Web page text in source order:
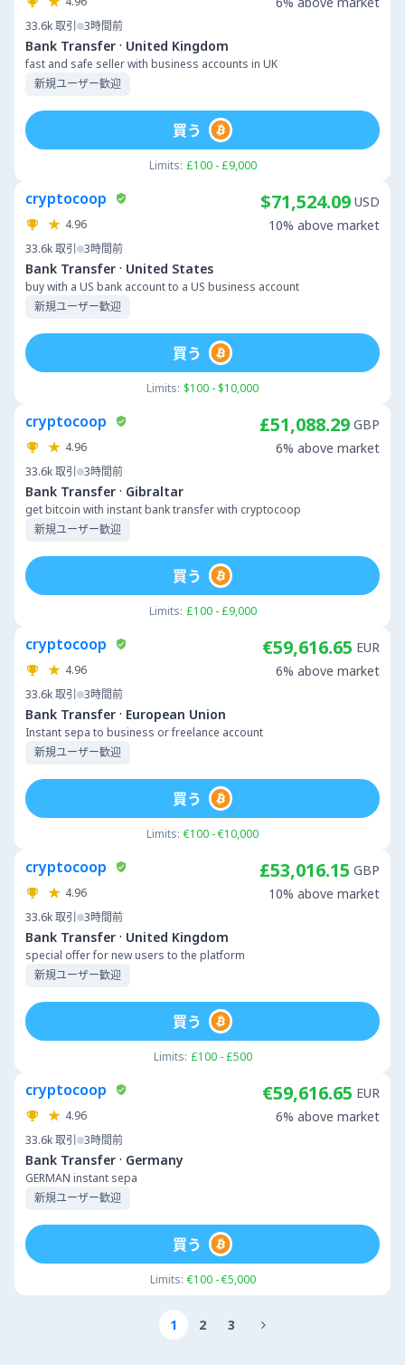
33.6k取引 3時間前
Bank Transfer · United Kingdom
fast and safe seller with business accounts in UK
新規ユーザー歓迎
Limits: £100 - £9,000
買う
cryptocoop
4.96
33.6k取引 3時間前
Bank Transfer · United States
buy with a US bank account to a US business account
新規ユーザー歓迎
$71,524.09 USD
10% above market
Limits: $100 - $10,000
買う
cryptocoop
4.96
33.6k取引 3時間前
Bank Transfer · Gibraltar
get bitcoin with instant bank transfer with cryptocoop
新規ユーザー歓迎
£51,088.29 GBP
6% above market
Limits: £100 - £9,000
買う
cryptocoop
4.96
33.6k取引 3時間前
Bank Transfer · European Union
Instant sepa to business or freelance account
新規ユーザー歓迎
€59,616.65 EUR
6% above market
Limits: €100 - €10,000
買う
cryptocoop
4.96
33.6k取引 3時間前
Bank Transfer · United Kingdom
special offer for new users to the platform
新規ユーザー歓迎
£53,016.15 GBP
10% above market
Limits: £100 - £500
買う
cryptocoop
4.96
33.6k取引 3時間前
Bank Transfer · Germany
GERMAN instant sepa
新規ユーザー歓迎
€59,616.65 EUR
6% above market
Limits: €100 - €5,000
買う
1 2 3 